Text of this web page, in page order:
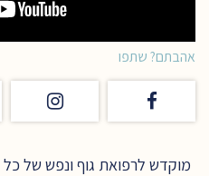
אהבתם? שתפו